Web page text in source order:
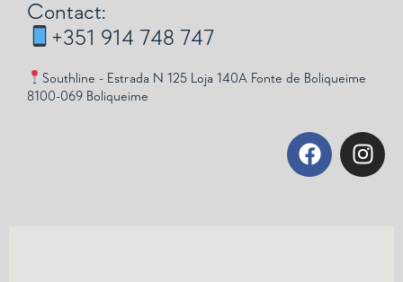
Contact:
+351 914 748 747
Southline - Estrada N 125 Loja 140A Fonte de Boliqueime
8100-069 Boliqueime